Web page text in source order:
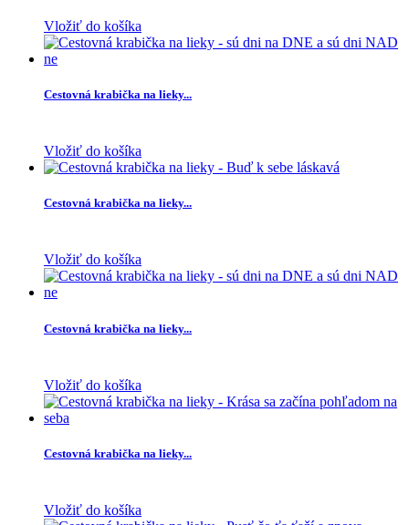
Vložiť do košíka
Cestovná krabička na lieky...
Vložiť do košíka
Cestovná krabička na lieky...
Vložiť do košíka
Cestovná krabička na lieky...
Vložiť do košíka
Cestovná krabička na lieky...
Vložiť do košíka